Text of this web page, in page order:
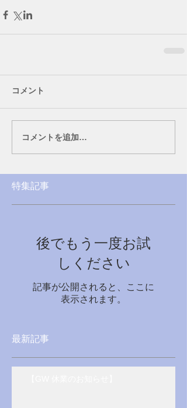
コメント
コメントを追加…
特集記事
後でもう一度お試
しください
記事が公開されると、ここに
表示されます。
最新記事